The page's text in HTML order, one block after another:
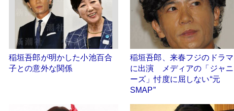
稲垣吾郎が明かした小池百合
子との意外な関係
稲垣吾郎、来春フジのドラマ
に出演 メディアの「ジャニ
ーズ」忖度に屈しない“元
SMAP”